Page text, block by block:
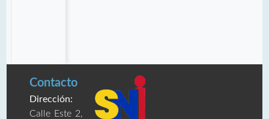
Contacto
Dirección:
Calle Este 2,